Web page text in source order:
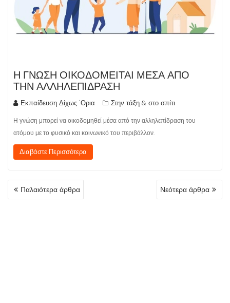
Η ΓΝΩΣΗ ΟΙΚΟΔΟΜΕΙΤΑΙ ΜΕΣΑ ΑΠΟ
ΤΗΝ ΑΛΛΗΛΕΠΙΔΡΑΣΗ
Εκπαίδευση Δίχως 'Ορια Στην τάξη & στο σπίτι
Η γνώση μπορεί να οικοδομηθεί μέσα από την αλληλεπίδραση του
ατόμου με το φυσικό και κοινωνικό του περιβάλλον.
Διαβάστε Περισσότερα
ΠΛΟΉΓΗΣΗ
ΆΡΘΡΩΝ
Παλαιότερα άρθρα Νεότερα άρθρα